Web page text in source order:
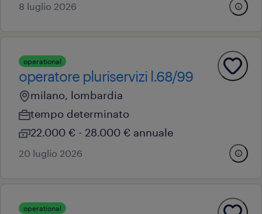
8 luglio 2026
operational
operatore pluriservizi l.68/99
milano, lombardia
tempo determinato
22.000 € - 28.000 € annuale
20 luglio 2026
operational